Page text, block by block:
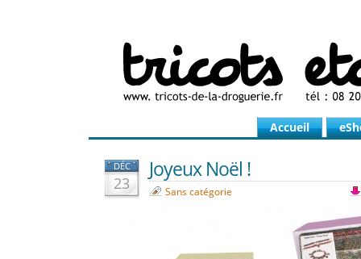
Accueil
DÉC
23
Joyeux Noël !
Sans catégorie